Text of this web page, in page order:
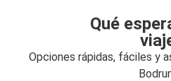
Qué
Opciones rápidas, fáciles y